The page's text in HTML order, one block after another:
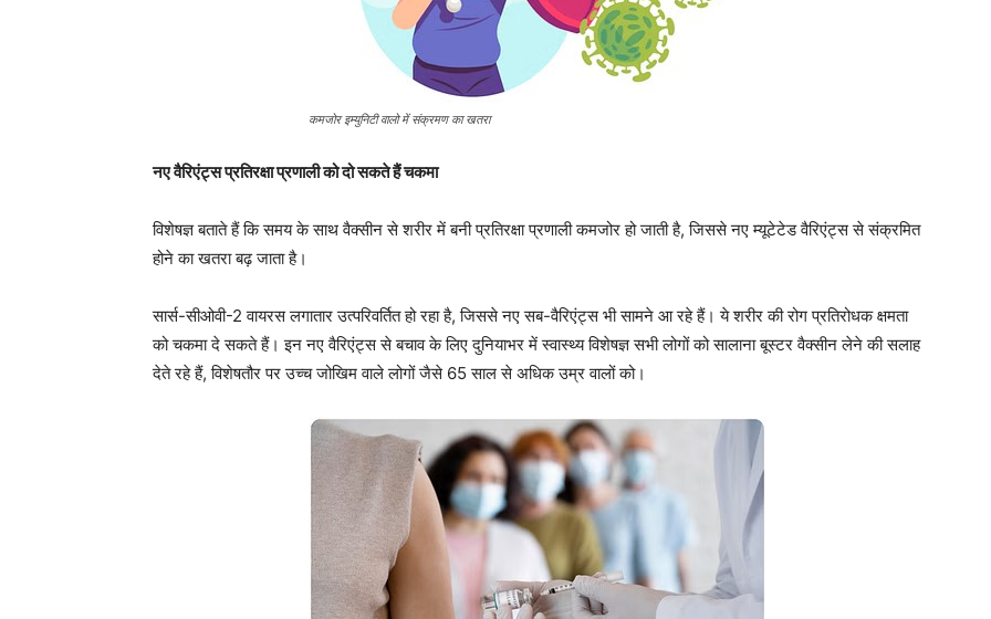
कमजोर इम्युनिटी वालो में संक्रमण का खतरा
नए वैरिएंट्स प्रतिरक्षा प्रणाली को दो सकते हैं चकमा
विशेषज्ञ बताते हैं कि समय के साथ वैक्सीन से शरीर में बनी प्रतिरक्षा प्रणाली कमजोर हो जाती है, जिससे नए म्यूटेटेड वैरिएंट्स से संक्रमित
होने का खतरा बढ़ जाता है।
सार्स-सीओवी-2 वायरस लगातार उत्परिवर्तित हो रहा है, जिससे नए सब-वैरिएंट्स भी सामने आ रहे हैं। ये शरीर की रोग प्रतिरोधक क्षमता
को चकमा दे सकते हैं। इन नए वैरिएंट्स से बचाव के लिए दुनियाभर में स्वास्थ्य विशेषज्ञ सभी लोगों को सालाना बूस्टर वैक्सीन लेने की सलाह
देते रहे हैं, विशेषतौर पर उच्च जोखिम वाले लोगों जैसे 65 साल से अधिक उम्र वालों को।